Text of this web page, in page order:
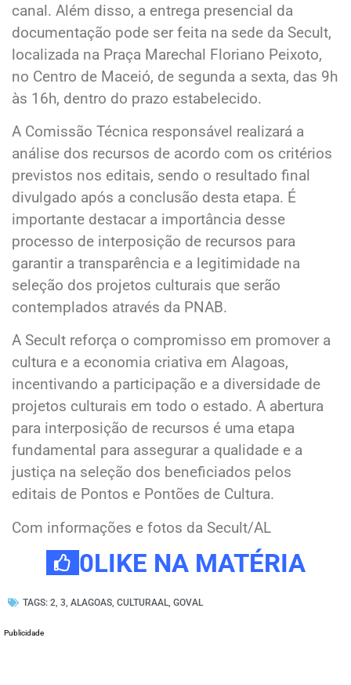
canal. Além disso, a entrega presencial da
documentação pode ser feita na sede da Secult,
localizada na Praça Marechal Floriano Peixoto,
no Centro de Maceió, de segunda a sexta, das 9h
às 16h, dentro do prazo estabelecido.
A Comissão Técnica responsável realizará a
análise dos recursos de acordo com os critérios
previstos nos editais, sendo o resultado final
divulgado após a conclusão desta etapa. É
importante destacar a importância desse
processo de interposição de recursos para
garantir a transparência e a legitimidade na
seleção dos projetos culturais que serão
contemplados através da PNAB.
A Secult reforça o compromisso em promover a
cultura e a economia criativa em Alagoas,
incentivando a participação e a diversidade de
projetos culturais em todo o estado. A abertura
para interposição de recursos é uma etapa
fundamental para assegurar a qualidade e a
justiça na seleção dos beneficiados pelos
editais de Pontos e Pontões de Cultura.
Com informações e fotos da Secult/AL
0LIKE NA MATÉRIA
TAGS: 2, 3, ALAGOAS, CULTURAAL, GOVAL
Publicidade